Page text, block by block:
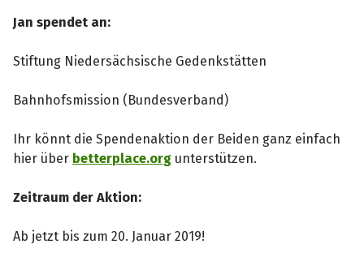
Jan spendet an:
Stiftung Niedersächsische Gedenkstätten
Bahnhofsmission (Bundesverband)
Ihr könnt die Spendenaktion der Beiden ganz einfach
hier über betterplace.org unterstützen.
Zeitraum der Aktion:
Ab jetzt bis zum 20. Januar 2019!